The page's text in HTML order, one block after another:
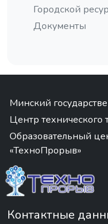
Городской
Документы
Минский
Центр технического
Образовательный
«ТехноПрорыв»
Контактные